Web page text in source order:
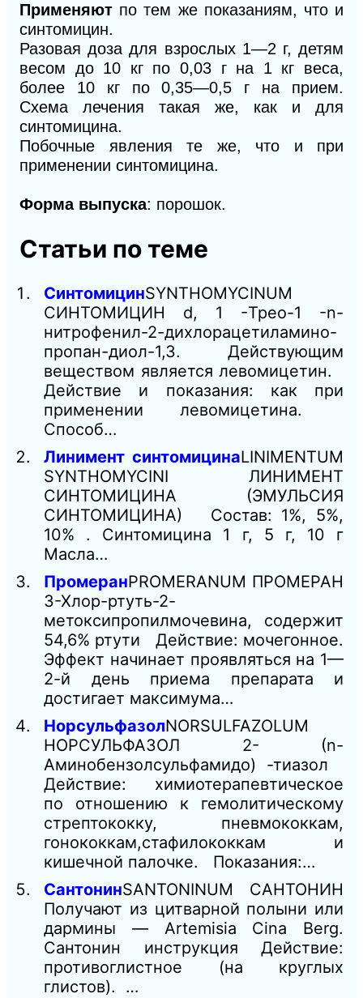
Применяют по тем же показаниям, что и
синтомицин.
Разовая доза для взрослых 1—2 г, детям
весом до 10 кг по 0,03 г на 1 кг веса,
более 10 кг по 0,35—0,5 г на прием.
Схема лечения такая же, как и для
синтомицина.
Побочные явления те же, что и при
применении синтомицина.
Форма выпуска: порошок.
Статьи по теме
СинтомицинSYNTHOMYCINUM
СИНТОМИЦИН d, 1 -Трео-1 -n-
нитрофенил-2-дихлорацетиламино-
пропан-диол-1,3. Действующим
веществом является левомицетин.
Действие и показания: как при
применении левомицетина.
Способ…
Линимент синтомицинаLINIMENTUM
SYNTHOMYCINI ЛИНИМЕНТ
СИНТОМИЦИНА (ЭМУЛЬСИЯ
СИНТОМИЦИНА) Состав: 1%, 5%,
10% . Синтомицина 1 г, 5 г, 10 г
Масла…
ПромеранPROMERANUM ПРОМЕРАН
3-Хлор-ртуть-2-
метоксипропилмочевина, содержит
54,6% ртути Действие: мочегонное.
Эффект начинает проявляться на 1—
2-й день приема препарата и
достигает максимума…
НорсульфазолNORSULFAZOLUM
НОРСУЛЬФАЗОЛ 2- (n-
Аминобензолсульфамидо) -тиазол
Действие: химиотерапевтическое
по отношению к гемолитическому
стрептококку, пневмококкам,
гонококкам,стафилококкам и
кишечной палочке. Показания:…
СантонинSANTONINUM САНТОНИН
Получают из цитварной полыни или
дармины — Artemisia Cina Berg.
Сантонин инструкция Действие:
противоглистное (на круглых
глистов). …